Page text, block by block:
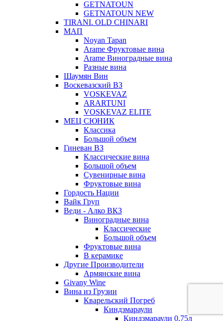
GETNATOUN
GETNATOUN NEW
TIRANI. OLD CHINARI
МАП
Noyan Tapan
Arame Фруктовые вина
Arame Виноградные вина
Разные вина
Шаумян Вин
Воскевазский ВЗ
VOSKEVAZ
ARARTUNI
VOSKEVAZ ELITE
МЕЦ СЮНИК
Классика
Большой объем
Гиневан ВЗ
Классические вина
Большой объем
Сувенирные вина
Фруктовые вина
Гордость Нации
Вайк Груп
Веди - Алко ВКЗ
Виноградные вина
Классические
Большой объем
Фруктовые вина
В керамике
Другие Производители
Армянские вина
Givany Wine
Вина из Грузии
Кварельский Погреб
Киндзмараули
Киндзмараули 0,75л